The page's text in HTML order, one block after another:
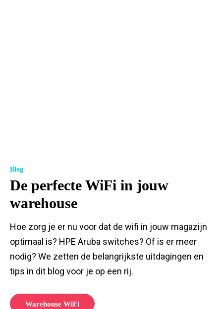
Blog
De perfecte WiFi in jouw
warehouse
Hoe zorg je er nu voor dat de wifi in jouw magazijn
optimaal is? HPE Aruba switches? Of is er meer
nodig? We zetten de belangrijkste uitdagingen en
tips in dit blog voor je op een rij.
Warehouse WiFi